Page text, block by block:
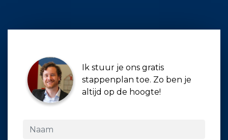
Ik stuur je ons gratis
stappenplan toe. Zo ben je
altijd op de hoogte!